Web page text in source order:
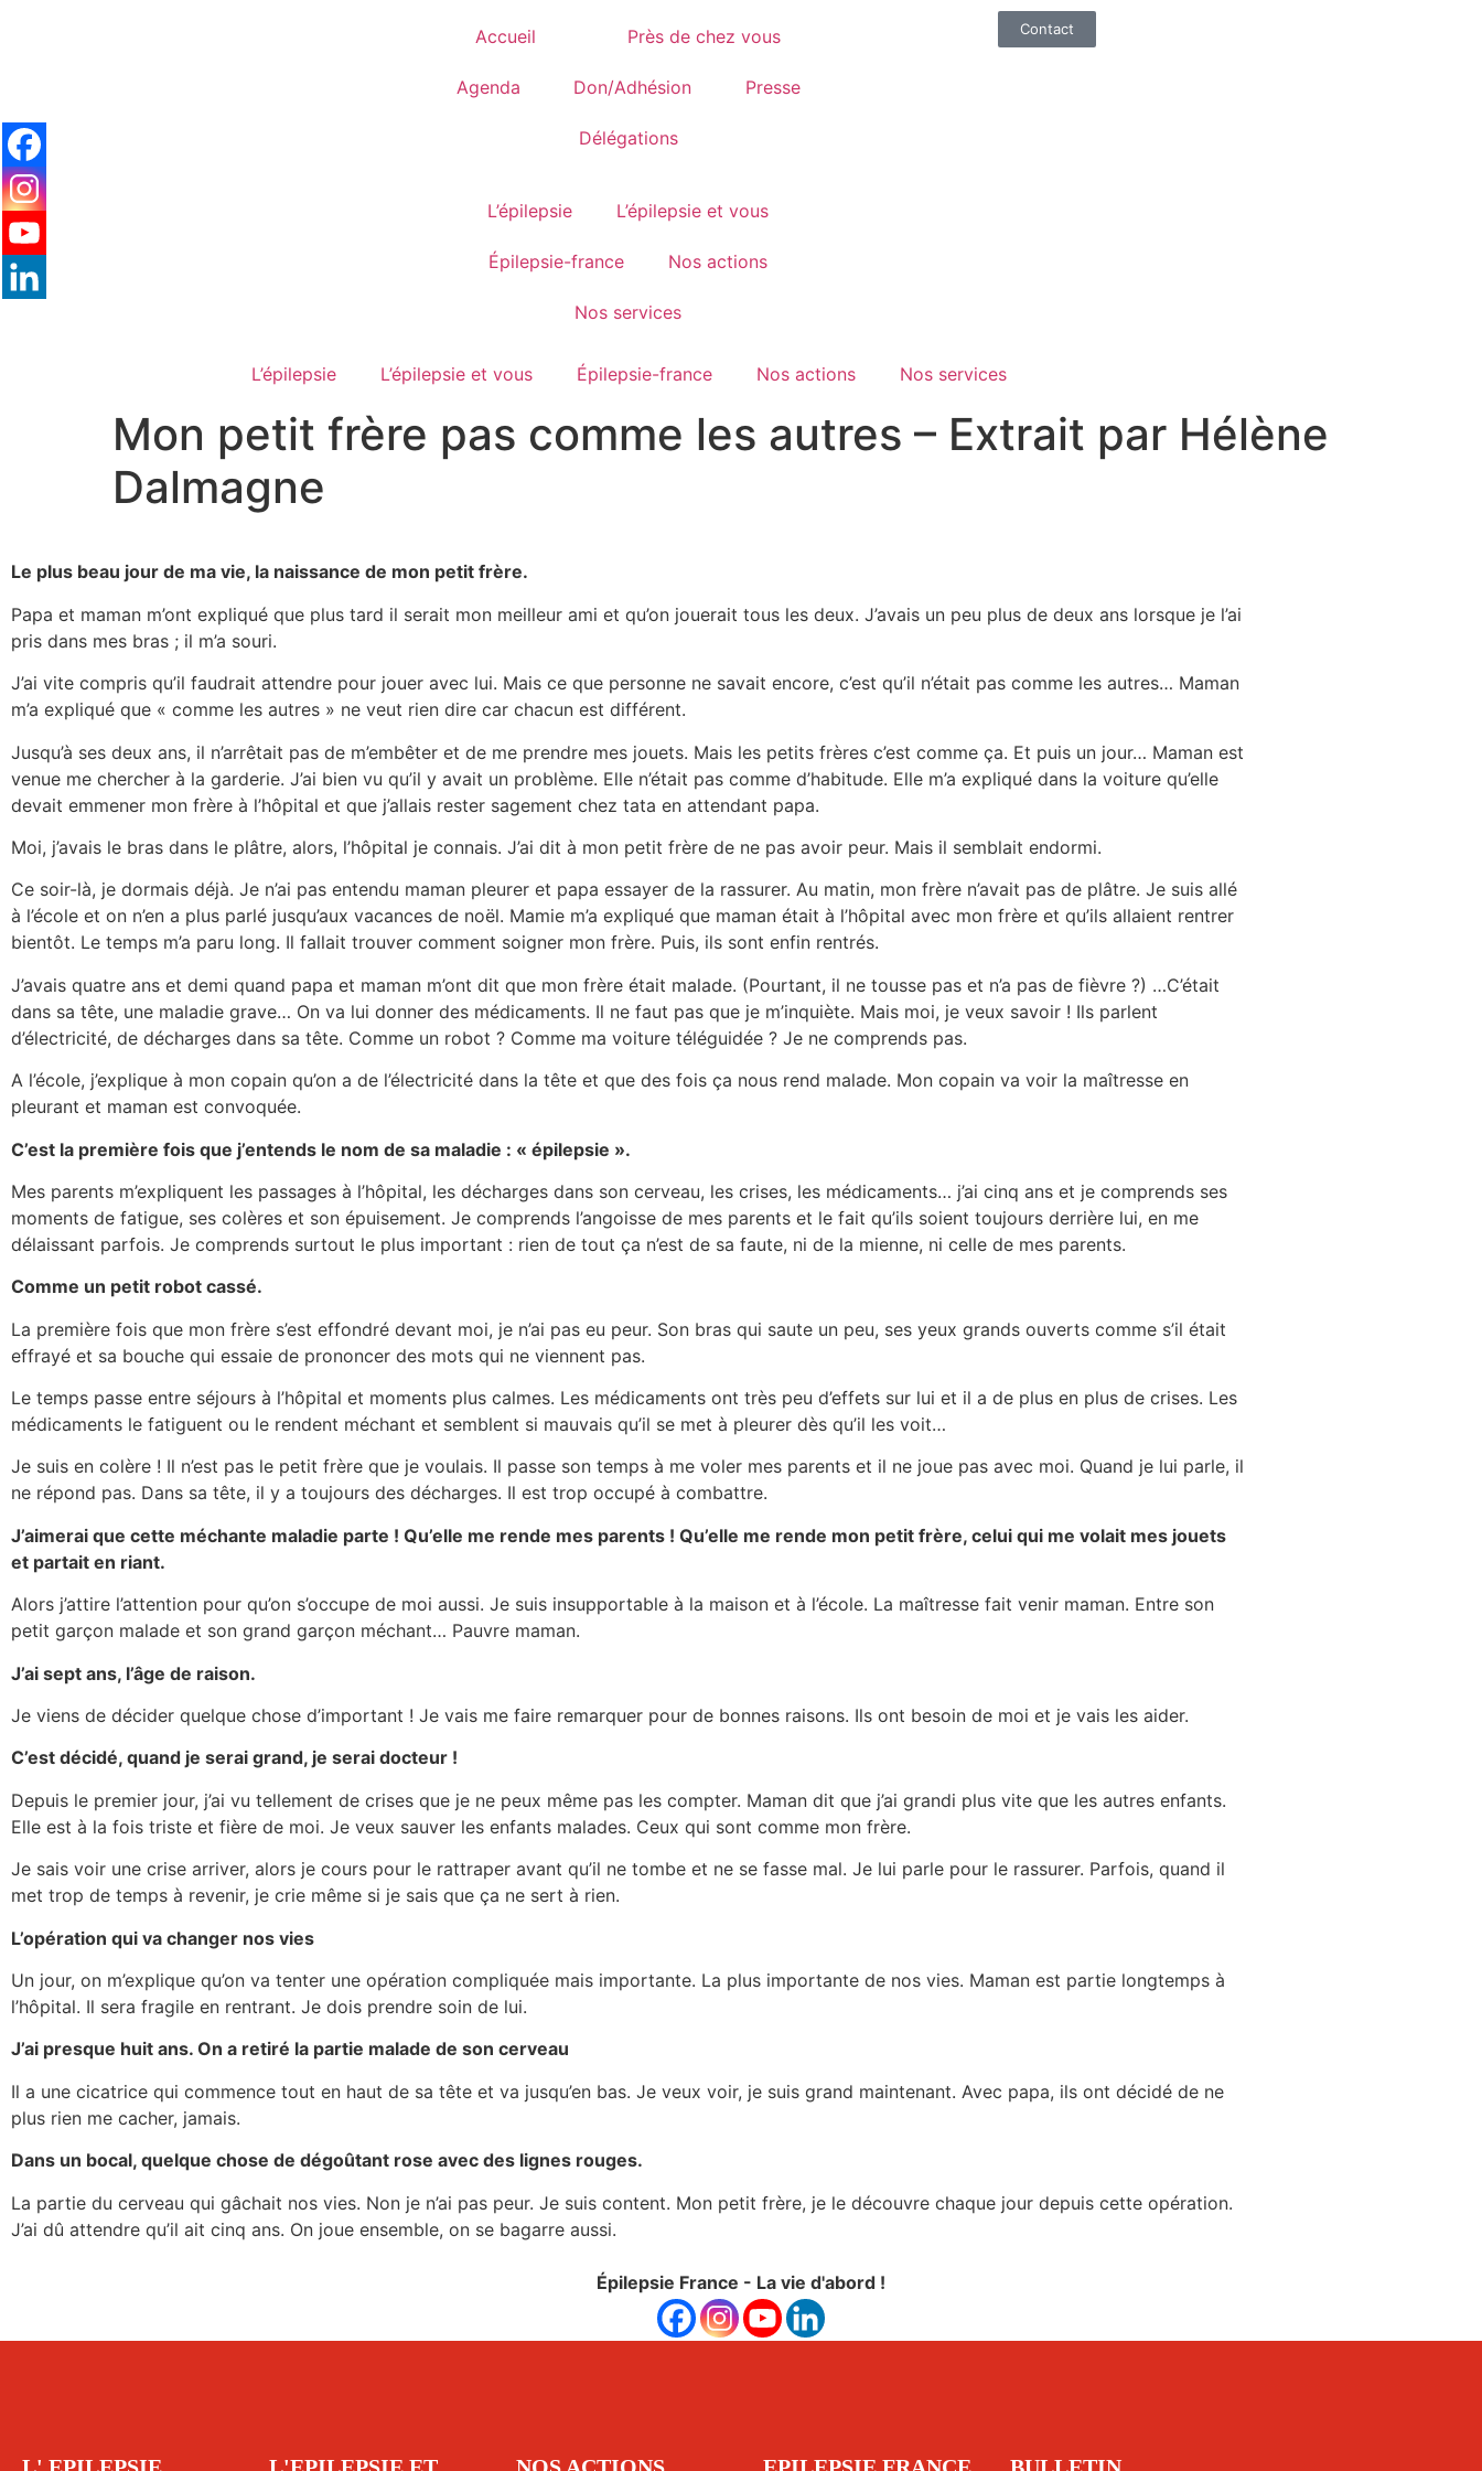
Accueil Près de chez vous
Agenda Don/Adhésion Presse
Délégations
L’épilepsie L’épilepsie et vous
Épilepsie-france Nos actions
Nos services
Contact
L’épilepsie L’épilepsie et vous Épilepsie-france Nos actions Nos services
Mon petit frère pas comme les autres – Extrait par Hélène
Dalmagne
Le plus beau jour de ma vie, la naissance de mon petit frère.
Papa et maman m’ont expliqué que plus tard il serait mon meilleur ami et qu’on jouerait tous les deux. J’avais un peu plus de deux ans lorsque je l’ai
pris dans mes bras ; il m’a souri.
J’ai vite compris qu’il faudrait attendre pour jouer avec lui. Mais ce que personne ne savait encore, c’est qu’il n’était pas comme les autres… Maman
m’a expliqué que « comme les autres » ne veut rien dire car chacun est différent.
Jusqu’à ses deux ans, il n’arrêtait pas de m’embêter et de me prendre mes jouets. Mais les petits frères c’est comme ça. Et puis un jour… Maman est
venue me chercher à la garderie. J’ai bien vu qu’il y avait un problème. Elle n’était pas comme d’habitude. Elle m’a expliqué dans la voiture qu’elle
devait emmener mon frère à l’hôpital et que j’allais rester sagement chez tata en attendant papa.
Moi, j’avais le bras dans le plâtre, alors, l’hôpital je connais. J’ai dit à mon petit frère de ne pas avoir peur. Mais il semblait endormi.
Ce soir-là, je dormais déjà. Je n’ai pas entendu maman pleurer et papa essayer de la rassurer. Au matin, mon frère n’avait pas de plâtre. Je suis allé
à l’école et on n’en a plus parlé jusqu’aux vacances de noël. Mamie m’a expliqué que maman était à l’hôpital avec mon frère et qu’ils allaient rentrer
bientôt. Le temps m’a paru long. Il fallait trouver comment soigner mon frère. Puis, ils sont enfin rentrés.
J’avais quatre ans et demi quand papa et maman m’ont dit que mon frère était malade. (Pourtant, il ne tousse pas et n’a pas de fièvre ?) …C’était
dans sa tête, une maladie grave… On va lui donner des médicaments. Il ne faut pas que je m’inquiète. Mais moi, je veux savoir ! Ils parlent
d’électricité, de décharges dans sa tête. Comme un robot ? Comme ma voiture téléguidée ? Je ne comprends pas.
A l’école, j’explique à mon copain qu’on a de l’électricité dans la tête et que des fois ça nous rend malade. Mon copain va voir la maîtresse en
pleurant et maman est convoquée.
C’est la première fois que j’entends le nom de sa maladie : « épilepsie ».
Mes parents m’expliquent les passages à l’hôpital, les décharges dans son cerveau, les crises, les médicaments… j’ai cinq ans et je comprends ses
moments de fatigue, ses colères et son épuisement. Je comprends l’angoisse de mes parents et le fait qu’ils soient toujours derrière lui, en me
délaissant parfois. Je comprends surtout le plus important : rien de tout ça n’est de sa faute, ni de la mienne, ni celle de mes parents.
Comme un petit robot cassé.
La première fois que mon frère s’est effondré devant moi, je n’ai pas eu peur. Son bras qui saute un peu, ses yeux grands ouverts comme s’il était
effrayé et sa bouche qui essaie de prononcer des mots qui ne viennent pas.
Le temps passe entre séjours à l’hôpital et moments plus calmes. Les médicaments ont très peu d’effets sur lui et il a de plus en plus de crises. Les
médicaments le fatiguent ou le rendent méchant et semblent si mauvais qu’il se met à pleurer dès qu’il les voit…
Je suis en colère ! Il n’est pas le petit frère que je voulais. Il passe son temps à me voler mes parents et il ne joue pas avec moi. Quand je lui parle, il
ne répond pas. Dans sa tête, il y a toujours des décharges. Il est trop occupé à combattre.
J’aimerai que cette méchante maladie parte ! Qu’elle me rende mes parents ! Qu’elle me rende mon petit frère, celui qui me volait mes jouets
et partait en riant.
Alors j’attire l’attention pour qu’on s’occupe de moi aussi. Je suis insupportable à la maison et à l’école. La maîtresse fait venir maman. Entre son
petit garçon malade et son grand garçon méchant… Pauvre maman.
J’ai sept ans, l’âge de raison.
Je viens de décider quelque chose d’important ! Je vais me faire remarquer pour de bonnes raisons. Ils ont besoin de moi et je vais les aider.
C’est décidé, quand je serai grand, je serai docteur !
Depuis le premier jour, j’ai vu tellement de crises que je ne peux même pas les compter. Maman dit que j’ai grandi plus vite que les autres enfants.
Elle est à la fois triste et fière de moi. Je veux sauver les enfants malades. Ceux qui sont comme mon frère.
Je sais voir une crise arriver, alors je cours pour le rattraper avant qu’il ne tombe et ne se fasse mal. Je lui parle pour le rassurer. Parfois, quand il
met trop de temps à revenir, je crie même si je sais que ça ne sert à rien.
L’opération qui va changer nos vies
Un jour, on m’explique qu’on va tenter une opération compliquée mais importante. La plus importante de nos vies. Maman est partie longtemps à
l’hôpital. Il sera fragile en rentrant. Je dois prendre soin de lui.
J’ai presque huit ans. On a retiré la partie malade de son cerveau
Il a une cicatrice qui commence tout en haut de sa tête et va jusqu’en bas. Je veux voir, je suis grand maintenant. Avec papa, ils ont décidé de ne
plus rien me cacher, jamais.
Dans un bocal, quelque chose de dégoûtant rose avec des lignes rouges.
La partie du cerveau qui gâchait nos vies. Non je n’ai pas peur. Je suis content. Mon petit frère, je le découvre chaque jour depuis cette opération.
J’ai dû attendre qu’il ait cinq ans. On joue ensemble, on se bagarre aussi.
Épilepsie France - La vie d'abord !